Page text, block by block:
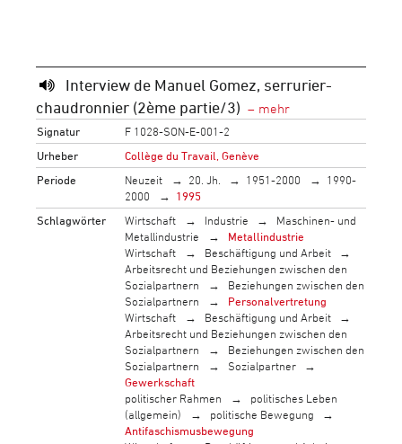
Interview de Manuel Gomez, serrurier-
chaudronnier (2ème partie/3)
Signatur
F 1028-SON-E-001-2
Urheber
Collège du Travail, Genève
Periode
Neuzeit 20. Jh. 1951-2000
1990-
2000
1995
Schlagwörter
Wirtschaft Industrie
Maschinen- und
Metallindustrie
Metallindustrie
Wirtschaft
Beschäftigung und Arbeit
Arbeitsrecht und Beziehungen zwischen den
Sozialpartnern
Beziehungen zwischen den
Sozialpartnern
Personalvertretung
Wirtschaft
Beschäftigung und Arbeit
Arbeitsrecht und Beziehungen zwischen den
Sozialpartnern
Beziehungen zwischen den
Sozialpartnern
Sozialpartner
Gewerkschaft
politischer Rahmen
politisches Leben
(allgemein)
politische Bewegung
Antifaschismusbewegung